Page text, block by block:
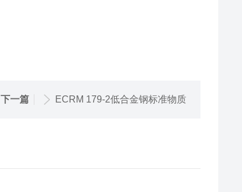
下一篇 ECRM 179-2低合金钢标准物质